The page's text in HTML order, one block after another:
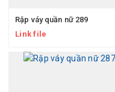
Rập váy quần nữ 289
Link file